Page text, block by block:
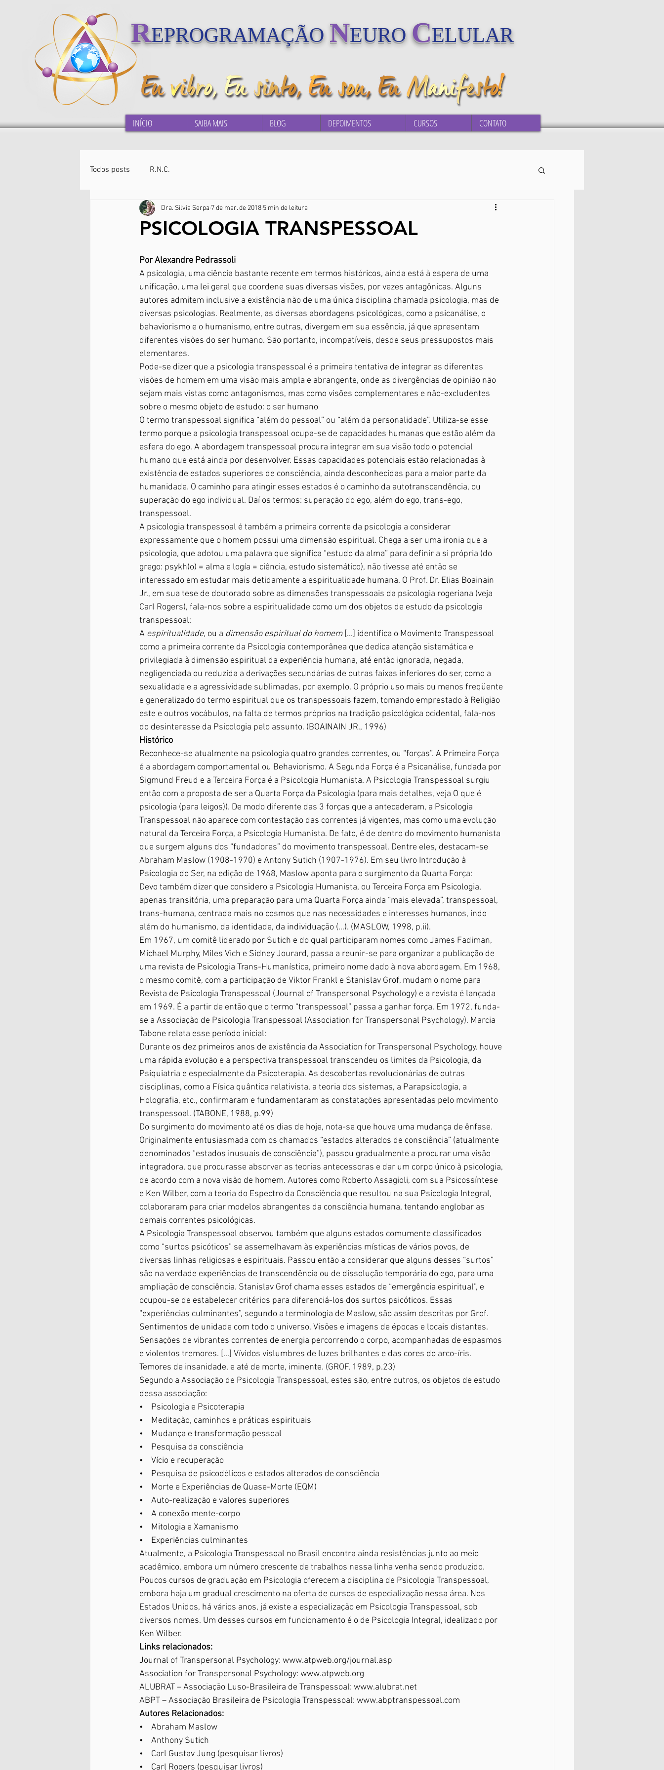
REPROGRAMAÇÃO NEURO CELULAR
INÍCIO SAIBA MAIS BLOG DEPOIMENTOS CURSOS CONTATO
Todos posts R.N.C.
PSICOLOGIA TRANSPESSOAL
Dra. Silvia Serpa 7 de mar. de 2018 5 min de leitura
Por Alexandre Pedrassoli
A psicologia, uma ciência bastante recente em termos históricos, ainda está à espera de uma
unificação, uma lei geral que coordene suas diversas visões, por vezes antagônicas. Alguns
autores admitem inclusive a existência não de uma única disciplina chamada psicologia, mas de
diversas psicologias. Realmente, as diversas abordagens psicológicas, como a psicanálise, o
behaviorismo e o humanismo, entre outras, divergem em sua essência, já que apresentam
diferentes visões do ser humano. São portanto, incompatíveis, desde seus pressupostos mais
elementares.
Pode-se dizer que a psicologia transpessoal é a primeira tentativa de integrar as diferentes
visões de homem em uma visão mais ampla e abrangente, onde as divergências de opinião não
sejam mais vistas como antagonismos, mas como visões complementares e não-excludentes
sobre o mesmo objeto de estudo: o ser humano
O termo transpessoal significa “além do pessoal” ou “além da personalidade”. Utiliza-se esse
termo porque a psicologia transpessoal ocupa-se de capacidades humanas que estão além da
esfera do ego. A abordagem transpessoal procura integrar em sua visão todo o potencial
humano que está ainda por desenvolver. Essas capacidades potenciais estão relacionadas à
existência de estados superiores de consciência, ainda desconhecidas para a maior parte da
humanidade. O caminho para atingir esses estados é o caminho da autotranscendência, ou
superação do ego individual. Daí os termos: superação do ego, além do ego, trans-ego,
transpessoal.
A psicologia transpessoal é também a primeira corrente da psicologia a considerar
expressamente que o homem possui uma dimensão espiritual. Chega a ser uma ironia que a
psicologia, que adotou uma palavra que significa “estudo da alma” para definir a si própria (do
grego: psykh(o) = alma e logía = ciência, estudo sistemático), não tivesse até então se
interessado em estudar mais detidamente a espiritualidade humana. O Prof. Dr. Elias Boainain
Jr., em sua tese de doutorado sobre as dimensões transpessoais da psicologia rogeriana (veja
Carl Rogers), fala-nos sobre a espiritualidade como um dos objetos de estudo da psicologia
transpessoal:
A espiritualidade, ou a dimensão espiritual do homem [...] identifica o Movimento Transpessoal
como a primeira corrente da Psicologia contemporânea que dedica atenção sistemática e
privilegiada à dimensão espiritual da experiência humana, até então ignorada, negada,
negligenciada ou reduzida a derivações secundárias de outras faixas inferiores do ser, como a
sexualidade e a agressividade sublimadas, por exemplo. O próprio uso mais ou menos freqüente
e generalizado do termo espiritual que os transpessoais fazem, tomando emprestado à Religião
este e outros vocábulos, na falta de termos próprios na tradição psicológica ocidental, fala-nos
do desinteresse da Psicologia pelo assunto. (BOAINAIN JR., 1996)
Histórico
Reconhece-se atualmente na psicologia quatro grandes correntes, ou “forças”. A Primeira Força
é a abordagem comportamental ou Behaviorismo. A Segunda Força é a Psicanálise, fundada por
Sigmund Freud e a Terceira Força é a Psicologia Humanista. A Psicologia Transpessoal surgiu
então com a proposta de ser a Quarta Força da Psicologia (para mais detalhes, veja O que é
psicologia (para leigos)). De modo diferente das 3 forças que a antecederam, a Psicologia
Transpessoal não aparece com contestação das correntes já vigentes, mas como uma evolução
natural da Terceira Força, a Psicologia Humanista. De fato, é de dentro do movimento humanista
que surgem alguns dos “fundadores” do movimento transpessoal. Dentre eles, destacam-se
Abraham Maslow (1908-1970) e Antony Sutich (1907-1976). Em seu livro Introdução à
Psicologia do Ser, na edição de 1968, Maslow aponta para o surgimento da Quarta Força:
Devo também dizer que considero a Psicologia Humanista, ou Terceira Força em Psicologia,
apenas transitória, uma preparação para uma Quarta Força ainda “mais elevada”, transpessoal,
trans-humana, centrada mais no cosmos que nas necessidades e interesses humanos, indo
além do humanismo, da identidade, da individuação (…). (MASLOW, 1998, p.ii).
Em 1967, um comitê liderado por Sutich e do qual participaram nomes como James Fadiman,
Michael Murphy, Miles Vich e Sidney Jourard, passa a reunir-se para organizar a publicação de
uma revista de Psicologia Trans-Humanística, primeiro nome dado à nova abordagem. Em 1968,
o mesmo comitê, com a participação de Viktor Frankl e Stanislav Grof, mudam o nome para
Revista de Psicologia Transpessoal (Journal of Transpersonal Psychology) e a revista é lançada
em 1969. É a partir de então que o termo “transpessoal” passa a ganhar força. Em 1972, funda-
se a Associação de Psicologia Transpessoal (Association for Transpersonal Psychology). Marcia
Tabone relata esse período inicial:
Durante os dez primeiros anos de existência da Association for Transpersonal Psychology, houve
uma rápida evolução e a perspectiva transpessoal transcendeu os limites da Psicologia, da
Psiquiatria e especialmente da Psicoterapia. As descobertas revolucionárias de outras
disciplinas, como a Física quântica relativista, a teoria dos sistemas, a Parapsicologia, a
Holografia, etc., confirmaram e fundamentaram as constatações apresentadas pelo movimento
transpessoal. (TABONE, 1988, p.99)
Do surgimento do movimento até os dias de hoje, nota-se que houve uma mudança de ênfase.
Originalmente entusiasmada com os chamados “estados alterados de consciência” (atualmente
denominados “estados inusuais de consciência”), passou gradualmente a procurar uma visão
integradora, que procurasse absorver as teorias antecessoras e dar um corpo único à psicologia,
de acordo com a nova visão de homem. Autores como Roberto Assagioli, com sua Psicossíntese
e Ken Wilber, com a teoria do Espectro da Consciência que resultou na sua Psicologia Integral,
colaboraram para criar modelos abrangentes da consciência humana, tentando englobar as
demais correntes psicológicas.
A Psicologia Transpessoal observou também que alguns estados comumente classificados
como “surtos psicóticos” se assemelhavam às experiências místicas de vários povos, de
diversas linhas religiosas e espirituais. Passou então a considerar que alguns desses “surtos”
são na verdade experiências de transcendência ou de dissolução temporária do ego, para uma
ampliação de consciência. Stanislav Grof chama esses estados de “emergência espiritual”, e
ocupou-se de estabelecer critérios para diferenciá-los dos surtos psicóticos. Essas
“experiências culminantes”, segundo a terminologia de Maslow, são assim descritas por Grof.
Sentimentos de unidade com todo o universo. Visões e imagens de épocas e locais distantes.
Sensações de vibrantes correntes de energia percorrendo o corpo, acompanhadas de espasmos
e violentos tremores. [...] Vívidos vislumbres de luzes brilhantes e das cores do arco-íris.
Temores de insanidade, e até de morte, iminente. (GROF, 1989, p.23)
Segundo a Associação de Psicologia Transpessoal, estes são, entre outros, os objetos de estudo
dessa associação:
•    Psicologia e Psicoterapia
•    Meditação, caminhos e práticas espirituais
•    Mudança e transformação pessoal
•    Pesquisa da consciência
•    Vício e recuperação
•    Pesquisa de psicodélicos e estados alterados de consciência
•    Morte e Experiências de Quase-Morte (EQM)
•    Auto-realização e valores superiores
•    A conexão mente-corpo
•    Mitologia e Xamanismo
•    Experiências culminantes
Atualmente, a Psicologia Transpessoal no Brasil encontra ainda resistências junto ao meio
acadêmico, embora um número crescente de trabalhos nessa linha venha sendo produzido.
Poucos cursos de graduação em Psicologia oferecem a disciplina de Psicologia Transpessoal,
embora haja um gradual crescimento na oferta de cursos de especialização nessa área. Nos
Estados Unidos, há vários anos, já existe a especialização em Psicologia Transpessoal, sob
diversos nomes. Um desses cursos em funcionamento é o de Psicologia Integral, idealizado por
Ken Wilber.
Links relacionados:
Journal of Transpersonal Psychology: www.atpweb.org/journal.asp
Association for Transpersonal Psychology: www.atpweb.org
ALUBRAT – Associação Luso-Brasileira de Transpessoal: www.alubrat.net
ABPT – Associação Brasileira de Psicologia Transpessoal: www.abptranspessoal.com
Autores Relacionados:
•    Abraham Maslow
•    Anthony Sutich
•    Carl Gustav Jung (pesquisar livros)
•    Carl Rogers (pesquisar livros)